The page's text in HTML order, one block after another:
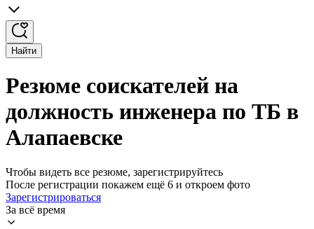
Найти
Резюме соискателей на
должность инженера по ТБ в
Алапаевске
Чтобы видеть все резюме, зарегистрируйтесь
После регистрации покажем ещё 6 и откроем фото
Зарегистрироваться
За всё время